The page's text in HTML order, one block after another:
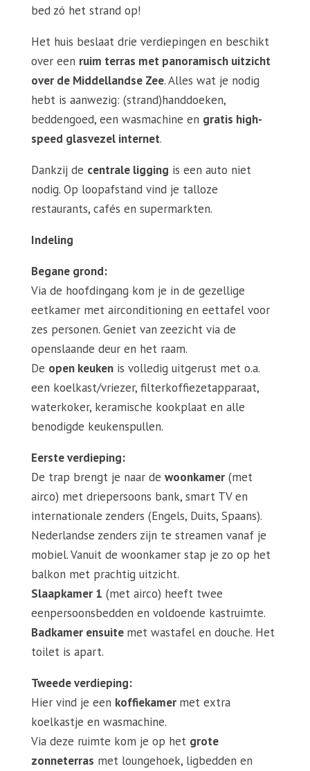
bed zó het strand op!
Het huis beslaat drie verdiepingen en beschikt
over een ruim terras met panoramisch uitzicht
over de Middellandse Zee. Alles wat je nodig
hebt is aanwezig: (strand)handdoeken,
beddengoed, een wasmachine en gratis high-
speed glasvezel internet.
Dankzij de centrale ligging is een auto niet
nodig. Op loopafstand vind je talloze
restaurants, cafés en supermarkten.
Indeling
Begane grond:
Via de hoofdingang kom je in de gezellige
eetkamer met airconditioning en eettafel voor
zes personen. Geniet van zeezicht via de
openslaande deur en het raam.
De open keukenis volledig uitgerust met o.a.
een koelkast/vriezer, filterkoffiezetapparaat,
waterkoker, keramische kookplaat en alle
benodigde keukenspullen.
Eerste verdieping:
De trap brengt je naar de woonkamer(met
airco) met driepersoons bank, smart TV en
internationale zenders (Engels, Duits, Spaans).
Nederlandse zenders zijn te streamen vanaf je
mobiel. Vanuit de woonkamer stap je zo op het
balkon met prachtig uitzicht.
Slaapkamer 1 (met airco) heeft twee
eenpersoonsbedden en voldoende kastruimte.
Badkamer ensuite met wastafel en douche. Het
toilet is apart.
Tweede verdieping:
Hier vind je een koffiekamer met extra
koelkastje en wasmachine.
Via deze ruimte kom je op het grote
zonneterras met loungehoek, ligbedden en